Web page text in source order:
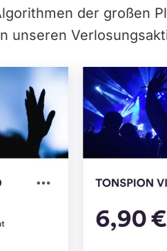
der großen
unseren